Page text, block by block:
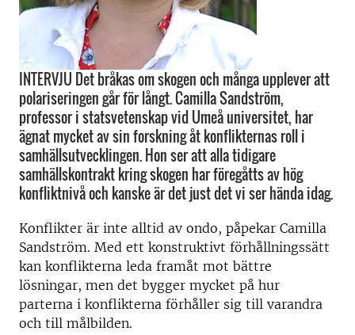
INTERVJU Det bråkas om skogen och många upplever att
polariseringen går för långt. Camilla Sandström,
professor i statsvetenskap vid Umeå universitet, har
ägnat mycket av sin forskning åt konflikternas roll i
samhällsutvecklingen. Hon ser att alla tidigare
samhällskontrakt kring skogen har föregåtts av hög
konfliktnivå och kanske är det just det vi ser hända idag.
Konflikter är inte alltid av ondo, påpekar Camilla
Sandström. Med ett konstruktivt förhållningssätt
kan konflikterna leda framåt mot bättre
lösningar, men det bygger mycket på hur
parterna i konflikterna förhåller sig till varandra
och till målbilden.